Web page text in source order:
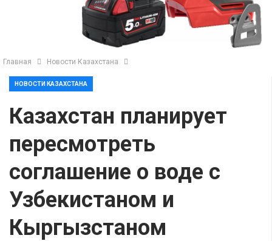
Главная Новости Казахстана
НОВОСТИ КАЗАХСТАНА
Казахстан планирует
пересмотреть
соглашение о воде с
Узбекистаном и
Кыргызстаном